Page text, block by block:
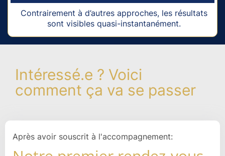
Contrairement à d’autres approches, les résultats
sont visibles quasi-instantanément.
Intéressé.e ? Voici
comment ça va se passer
Après avoir souscrit à l'accompagnement: